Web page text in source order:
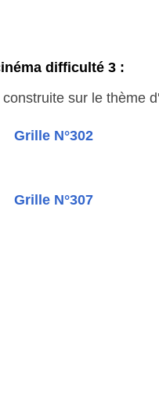
difficulté 3 :
sur le thème
Grille N°302
Grille N°307